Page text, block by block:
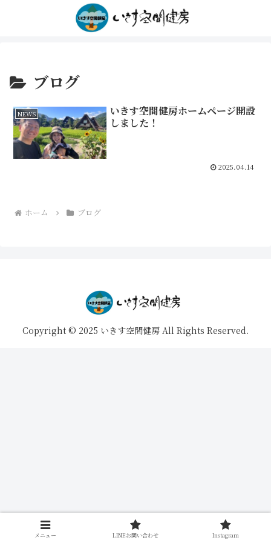
ブログ
NEWS
いきす空間健房ホームページ開設
しました！
2025.04.14
ホーム ブログ
Copyright © 2025 いきす空間健房 All Rights Reserved.
メニュー LINEお問い合わせ Instagram